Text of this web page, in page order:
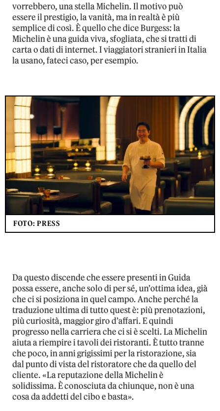
vorrebbero, una stella Michelin. Il motivo può
essere il prestigio, la vanità, ma in realtà è più
semplice di così. È quello che dice Burgess: la
Michelin è una guida viva, sfogliata, che si tratti di
carta o dati di internet. I viaggiatori stranieri in Italia
la usano, fateci caso, per esempio.
FOTO: PRESS
Da questo discende che essere presenti in Guida
possa essere, anche solo di per sé, un’ottima idea, già
che ci si posiziona in quel campo. Anche perché la
traduzione ultima di tutto quest è: più prenotazioni,
più curiosità, maggior giro d’affari. E quindi
progresso nella carriera che ci si è scelti. La Michelin
aiuta a riempire i tavoli dei ristoranti. È tutto tranne
che poco, in anni grigissimi per la ristorazione, sia
dal punto di vista del ristoratore che da quello del
cliente. «La reputazione della Michelin è
solidissima. È conosciuta da chiunque, non è una
cosa da addetti del cibo e basta».